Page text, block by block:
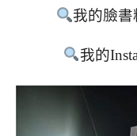
我的臉
我的